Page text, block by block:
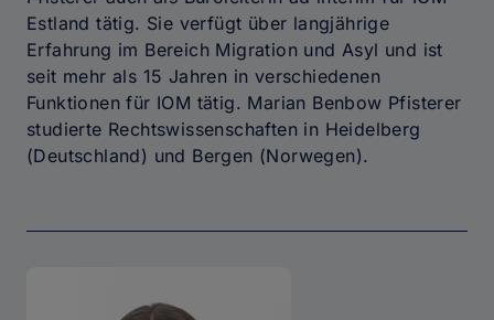
Estland tätig. Sie verfügt über langjährige
Erfahrung im Bereich Migration und Asyl und ist
seit mehr als 15 Jahren in verschiedenen
Funktionen für IOM tätig. Marian Benbow Pfisterer
studierte Rechtswissenschaften in Heidelberg
(Deutschland) und Bergen (Norwegen).